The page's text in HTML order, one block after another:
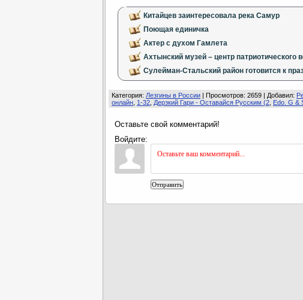
Китайцев заинтересовала река Самур
Поющая единичка
Актер с духом Гамлета
Ахтынский музей – центр патриотического
Сулейман-Стальский район готовится к
Категория: Лезгины в России | Просмотров: 2659 | Добавил:
онлайн 1-32 Дерзкий Гари - Оставайся Русским (2 Edo. G &
Оставьте свой комментарий!
Войдите:
Отправить